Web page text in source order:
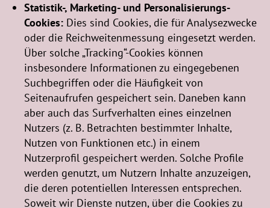
Statistik-, Marketing- und Personalisierungs-
Cookies: Dies sind Cookies, die für Analysezwecke
oder die Reichweitenmessung eingesetzt werden.
Über solche „Tracking“-Cookies können
insbesondere Informationen zu eingegebenen
Suchbegriffen oder die Häufigkeit von
Seitenaufrufen gespeichert sein. Daneben kann
aber auch das Surfverhalten eines einzelnen
Nutzers (z. B. Betrachten bestimmter Inhalte,
Nutzen von Funktionen etc.) in einem
Nutzerprofil gespeichert werden. Solche Profile
werden genutzt, um Nutzern Inhalte anzuzeigen,
die deren potentiellen Interessen entsprechen.
Soweit wir Dienste nutzen, über die Cookies zu